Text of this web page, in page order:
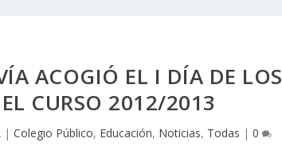
ACOGIÓ EL I DÍA DE LOS
CURSO 2012/2013
|Colegio Público, Educación, Noticias, Todas |0